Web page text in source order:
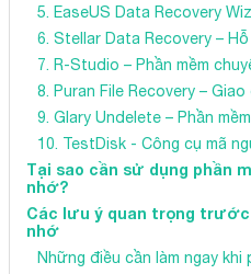
5. EaseUS Data Recovery
6. Stellar Data Recovery –
7. R-Studio – Phần mềm
8. Puran File Recovery –
9. Glary Undelete – Phần
10. TestDisk - Công cụ mã
Tại sao cần sử dụng phần
nhớ?
Các lưu ý quan trọng
nhớ
Những điều cần làm ngay